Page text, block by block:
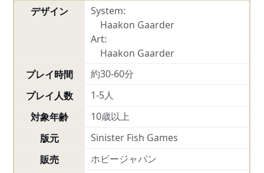
デザイン
System:
Haakon Gaarder
Art:
Haakon Gaarder
プレイ時間
約30-60分
プレイ人数
1-5人
対象年齢
10歳以上
版元
Sinister Fish Games
販売
ホビージャパン